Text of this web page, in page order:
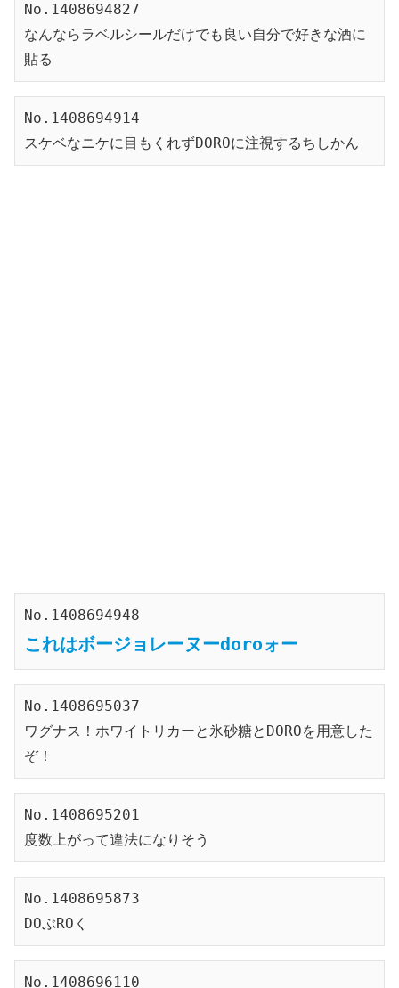
No.1408694827
なんならラベルシールだけでも良い自分で好きな酒に
貼る
No.1408694914
スケベなニケに目もくれずDOROに注視するちしかん
No.1408694948
これはボージョレーヌーdoroォー
No.1408695037
ワグナス！ホワイトリカーと氷砂糖とDOROを用意した
ぞ！
No.1408695201
度数上がって違法になりそう
No.1408695873
DOぶROく
No.1408696110